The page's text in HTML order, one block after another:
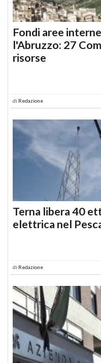
Fondi aree
l'Abruzzo: 27
risorse
di Redazione
Terna libera 40
elettrica nel
di Redazione